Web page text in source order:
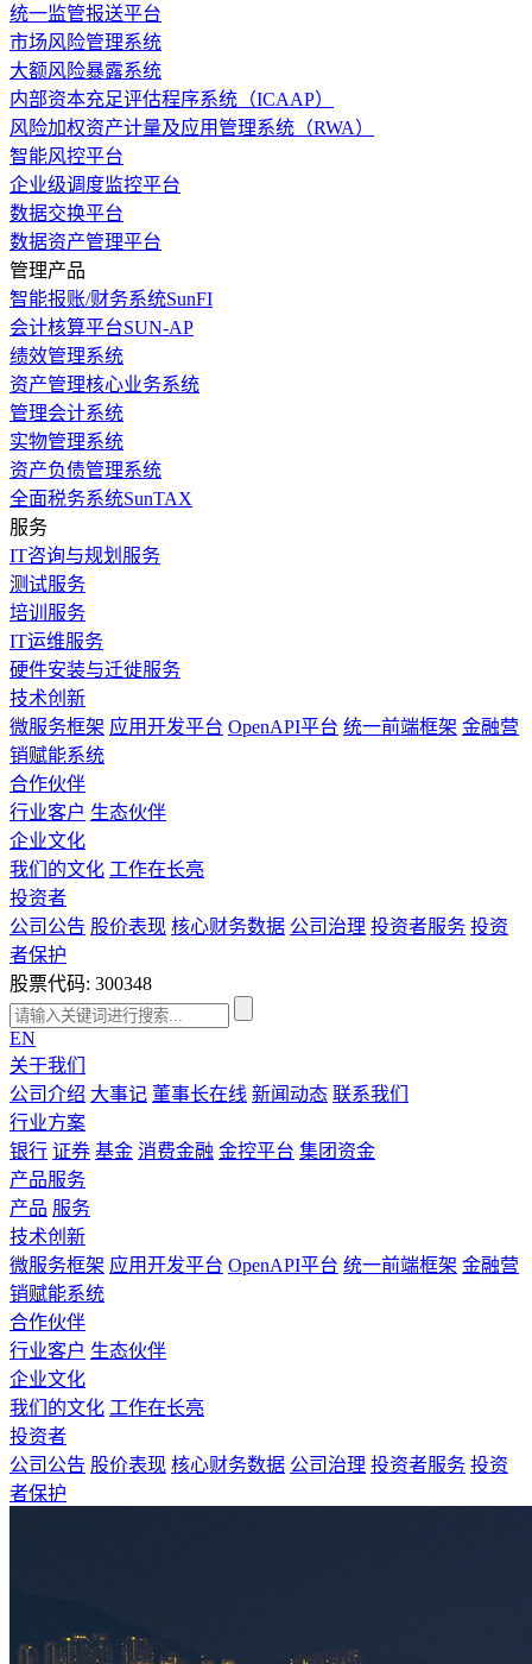
统一监管报送平台
市场风险管理系统
大额风险暴露系统
内部资本充足评估程序系统（ICAAP）
风险加权资产计量及应用管理系统（RWA）
智能风控平台
企业级调度监控平台
数据交换平台
数据资产管理平台
管理产品
智能报账/财务系统SunFI
会计核算平台SUN-AP
绩效管理系统
资产管理核心业务系统
管理会计系统
实物管理系统
资产负债管理系统
全面税务系统SunTAX
服务
IT咨询与规划服务
测试服务
培训服务
IT运维服务
硬件安装与迁徙服务
技术创新
微服务框架 应用开发平台 OpenAPI平台 统一前端框架 金融营
销赋能系统
合作伙伴
行业客户 生态伙伴
企业文化
我们的文化 工作在长亮
投资者
公司公告 股价表现 核心财务数据 公司治理 投资者服务 投资
者保护
股票代码: 300348
EN
关于我们
公司介绍 大事记 董事长在线 新闻动态 联系我们
行业方案
银行 证券 基金 消费金融 金控平台 集团资金
产品服务
产品 服务
技术创新
微服务框架 应用开发平台 OpenAPI平台 统一前端框架 金融营
销赋能系统
合作伙伴
行业客户 生态伙伴
企业文化
我们的文化 工作在长亮
投资者
公司公告 股价表现 核心财务数据 公司治理 投资者服务 投资
者保护